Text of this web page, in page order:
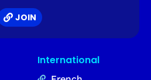
JOIN
International